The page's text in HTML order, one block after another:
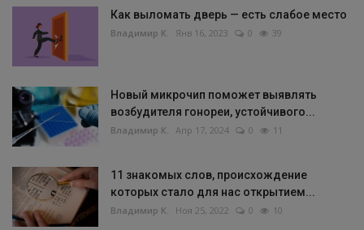
Как выломать дверь — есть слабое место
Владимир К. Янв 16, 2023 0 39
Новый микрочип поможет выявлять
возбудителя гонореи, устойчивого...
Владимир К. Апр 17, 2024 0 11
11 знакомых слов, происхождение
которых стало для нас открытием...
Владимир К. Ноя 25, 2022 0 10